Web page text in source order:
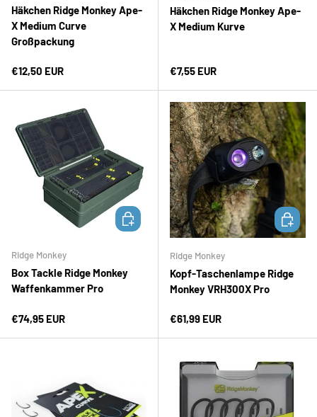
Häkchen Ridge Monkey Ape-
X Medium Curve
Großpackung
Normaler Preis
€12,50 EUR
Häkchen Ridge Monkey Ape-
X Medium Kurve
Normaler Preis
€7,55 EUR
Ridge Monkey
Box Tackle Ridge Monkey
Waffenkammer Pro
Normaler Preis
€74,95 EUR
IN DEN WARENKORB
Ridge Monkey
Kopf-Taschenlampe Ridge
Monkey VRH300X Pro
Normaler Preis
€61,99 EUR
IN DEN